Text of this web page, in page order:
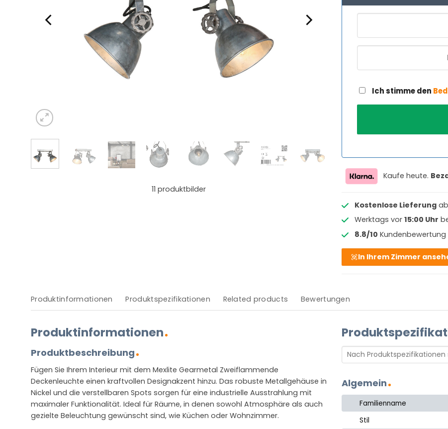
11 produktbilder
Ich stimme den
Kaufe heute.
Kostenlose Lieferung
Werktags vor 15:00 Uhr
8.8/10 Kundenbewertung
In Ihrem Zimmer
Produktinformationen Produktspezifikationen Related products Bewertungen
Produktinformationen
Produktbeschreibung
Fügen Sie Ihrem Interieur mit dem Mexlite Gearmetal Zweiflammende
Deckenleuchte einen kraftvollen Designakzent hinzu. Das robuste Metallgehäuse in
Nickel und die verstellbaren Spots sorgen für eine industrielle Ausstrahlung mit
maximaler Funktionalität. Ideal für Räume, in denen sowohl Atmosphäre als auch
gezielte Beleuchtung gewünscht sind, wie Küchen oder Wohnzimmer.
Algemein
Familienname
Stil